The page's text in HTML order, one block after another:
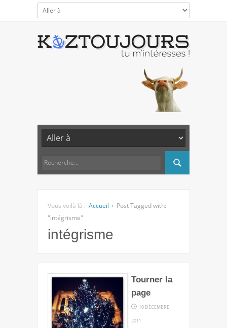
Vous voilà là : Accueil
Post Tagged with:
"intégrisme"
intégrisme
Tourner la
page
10 DÉCEMBRE
2011